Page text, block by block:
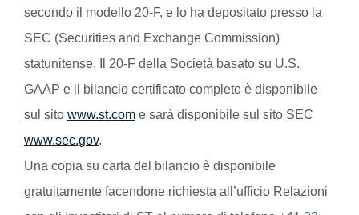
secondo il modello 20-F, e lo ha depositato presso la
SEC (Securities and Exchange Commission)
statunitense. Il 20-F della Società basato su U.S.
GAAP e il bilancio certificato completo è disponibile
sul sito www.st.com e sarà disponibile sul sito SEC
www.sec.gov.
Una copia su carta del bilancio è disponibile
gratuitamente facendone richiesta all’ufficio Relazioni